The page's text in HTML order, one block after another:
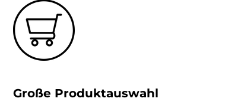
Große Produktauswahl